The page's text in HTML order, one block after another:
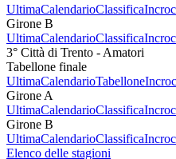
UltimaCalendarioClassifica
Girone B
UltimaCalendarioClassifica
3° Città di Trento - Amatori
Tabellone finale
UltimaCalendarioTabellone
Girone A
UltimaCalendarioClassifica
Girone B
UltimaCalendarioClassifica
Elenco delle stagioni